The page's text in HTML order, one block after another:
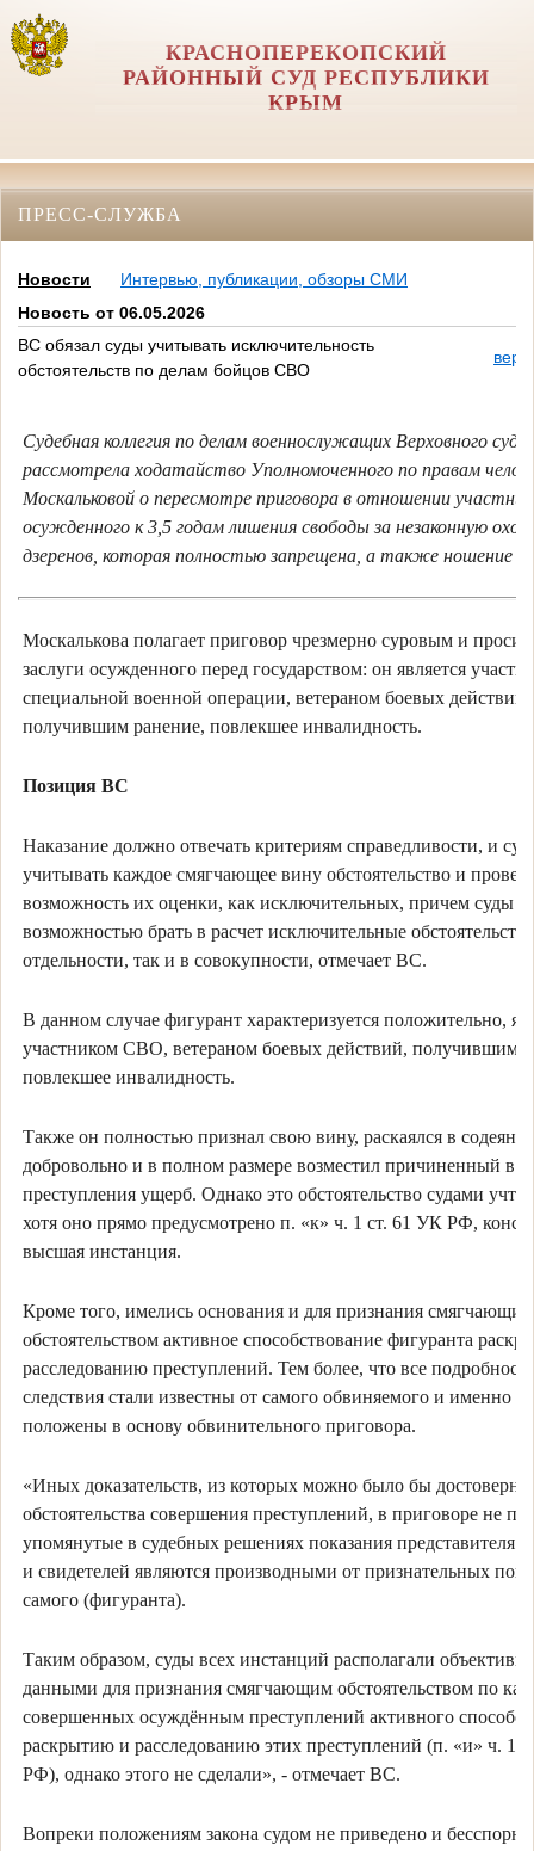
КРАСНОПЕРЕКОПСКИЙ
РАЙОННЫЙ СУД РЕСПУБЛИКИ
КРЫМ
ПРЕСС-СЛУЖБА
Новости
Интервью, публикации, обзоры СМИ
Новость от 06.05.2026
ВС обязал суды учитывать исключительность
обстоятельств по делам бойцов СВО
Судебная коллегия по делам военнослужащих Верховного
рассмотрела ходатайство Уполномоченного по правам
Москальковой о пересмотре приговора в отношении
осужденного к 3,5 годам лишения свободы за незаконную
дзеренов, которая полностью запрещена, а также ношение
Москалькова полагает приговор чрезмерно суровым и
заслуги осужденного перед государством: он является
специальной военной операции, ветераном боевых действий,
получившим ранение, повлекшее инвалидность.
Позиция ВС
Наказание должно отвечать критериям справедливости, и
учитывать каждое смягчающее вину обстоятельство и
возможность их оценки, как исключительных, причем суды
возможностью брать в расчет исключительные
отдельности, так и в совокупности, отмечает ВС.
В данном случае фигурант характеризуется положительно,
участником СВО, ветераном боевых действий, получившим
повлекшее инвалидность.
Также он полностью признал свою вину, раскаялся в
добровольно и в полном размере возместил причиненный в
преступления ущерб. Однако это обстоятельство судами
хотя оно прямо предусмотрено п. «к» ч. 1 ст. 61 УК РФ,
высшая инстанция.
Кроме того, имелись основания и для признания смягчающим
обстоятельством активное способствование фигуранта
расследованию преступлений. Тем более, что все
следствия стали известны от самого обвиняемого и именно
положены в основу обвинительного приговора.
«Иных доказательств, из которых можно было бы достоверно
обстоятельства совершения преступлений, в приговоре не
упомянутые в судебных решениях показания представителя
и свидетелей являются производными от признательных
самого (фигуранта).
Таким образом, суды всех инстанций располагали
данными для признания смягчающим обстоятельством по
совершенных осуждённым преступлений активного
раскрытию и расследованию этих преступлений (п. «и» ч. 1
РФ), однако этого не сделали», - отмечает ВС.
Вопреки положениям закона судом не приведено и